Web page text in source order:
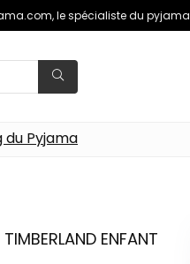
le spécialiste du pyjama
du Pyjama
ENFANT